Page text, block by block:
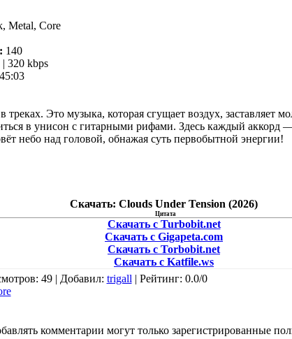
Metal, Core
140
320 kbps
треках. Это музыка, которая сгущает воздух, заставляет
в унисон с гитарными рифами. Здесь каждый аккорд
небо над головой, обнажая суть первобытной энергии!
Скачать: Clouds Under Tension (2026)
Цитата
Скачать с Turbobit.net
Скачать с Gigapeta.com
Скачать с Torbobit.net
Скачать с Katfile.ws
: 49 | Добавил: trigall| Рейтинг: 0.0/0
комментарии могут только зарегистрированные